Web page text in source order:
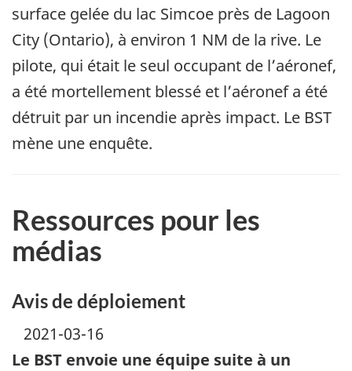
surface gelée du lac Simcoe près de Lagoon
City (Ontario), à environ 1 NM de la rive. Le
pilote, qui était le seul occupant de l’aéronef,
a été mortellement blessé et l’aéronef a été
détruit par un incendie après impact. Le BST
mène une enquête.
Ressources pour les
médias
Avis de déploiement
2021-03-16
Le BST envoie une équipe suite à un